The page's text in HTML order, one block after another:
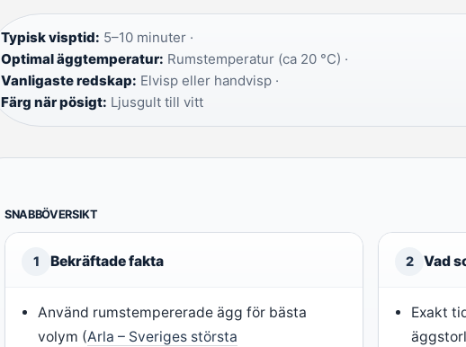
Typisk visptid: 5–10 minuter ·
Optimal äggtemperatur: Rumstemperatur (ca 20 °C) ·
Vanligaste redskap: Elvisp eller handvisp ·
Färg när pösigt: Ljusgult till vitt
SNABBÖVERSIKT
1 Bekräftade fakta
Använd rumstempererade ägg för bästa
volym (Arla – Sveriges största
2 Vad
Exakt